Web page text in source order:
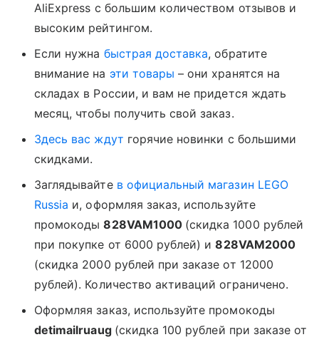
AliExpress c большим количеством отзывов и
высоким рейтингом.
Если нужна быстрая доставка, обратите
внимание на эти товары – они хранятся на
складах в России, и вам не придется ждать
месяц, чтобы получить свой заказ.
Здесь вас ждут горячие новинки с большими
скидками.
Заглядывайте в официальный магазин LEGO
Russia и, оформляя заказ, используйте
промокоды828VAM1000 (скидка 1000 рублей
при покупке от 6000 рублей) и828VAM2000
(скидка 2000 рублей при заказе от 12000
рублей). Количество активаций ограничено.
Оформляя заказ, используйте промокоды
detimailruaug (скидка 100 рублей при заказе от